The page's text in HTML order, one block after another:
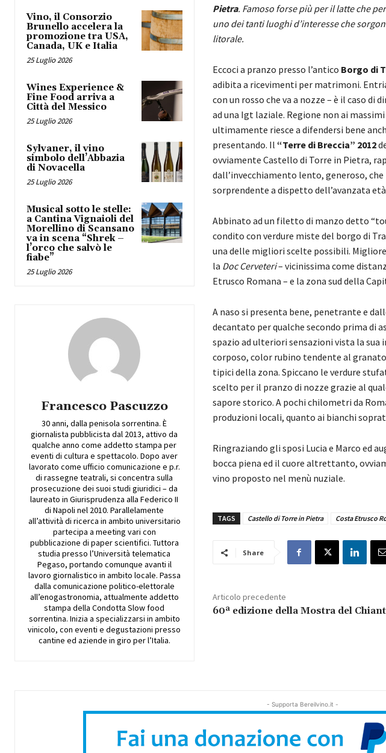
Vino, il Consorzio
Brunello accelera la
promozione tra USA,
Canada, UK e Italia
25 Luglio 2026
Wines Experience &
Fine Food arriva a
Città del Messico
25 Luglio 2026
Sylvaner, il vino
simbolo dell’Abbazia
di Novacella
25 Luglio 2026
Musical sotto le stelle:
a Cantina Vignaioli del
Morellino di Scansano
va in scena “Shrek –
l’orco che salvò le
fiabe”
25 Luglio 2026
Francesco Pascuzzo
30 anni, dalla penisola sorrentina. È
giornalista pubblicista dal 2013, attivo da
qualche anno come addetto stampa per
eventi di cultura e spettacolo. Dopo aver
lavorato come ufficio comunicazione e p.r.
di rassegne teatrali, si concentra sulla
prosecuzione dei suoi studi giuridici – da
laureato in Giurisprudenza alla Federico II
di Napoli nel 2010. Parallelamente
all’attività di ricerca in ambito universitario
partecipa a meeting vari con
pubblicazione di paper scientifici. Tuttora
studia presso l’Università telematica
Pegaso, portando comunque avanti il
lavoro giornalistico in ambito locale. Passa
dalla comunicazione politico-elettorale
all’enogastronomia, attualmente addetto
stampa della Condotta Slow food
sorrentina. Inizia a specializzarsi in ambito
vinicolo, con eventi e degustazioni presso
cantine ed aziende in giro per l’Italia.
Pietra. Famoso forse più per il latte che
uno dei tanti luoghi d’interesse che
litorale.
Eccoci a pranzo presso l’antico Borgo di
adibita a ricevimenti per matrimoni.
con un rosso che va a nozze – è il caso di
ad una Igt laziale. Regione non ai
ultimamente riesce a difendersi bene
presentando. Il “Terre di Breccia” 2012
ovviamente Castello di Torre in Pietra,
dall’invecchiamento lento, generoso,
sorprendente a dispetto dell’avanzata
Abbinato ad un filetto di manzo detto
condito con verdure miste del borgo di
una delle migliori scelte possibili.
la Doc Cerveteri– vicinissima come
Etrusco Romana – e la zona sud della
A naso si presenta bene, penetrante e
decantato per qualche secondo prima di
spazio ad ulteriori sensazioni vista la sua
corposo, color rubino tendente al
tipici della zona. Spiccano le verdure
scelto per il pranzo di nozze grazie al
sapore storico. A pochi chilometri da
produzioni locali, quanto ai bianchi
Ringraziando gli sposi Lucia e Marco ed
bocca piena ed il cuore altrettanto,
vino proposto nel menù nuziale.
TAGS Castello di Torre in Pietra Costa Etrusco
Share
Articolo precedente
60ª edizione della Mostra del
- Supporta Bereilvino.it -